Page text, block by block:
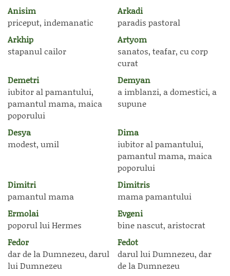
Anisim
priceput, indemanatic
Arkadi
paradis pastoral
Arkhip
stapanul cailor
Artyom
sanatos, teafar, cu corp
curat
Demetri
iubitor al pamantului,
pamantul mama, maica
poporului
Demyan
a imblanzi, a domestici, a
supune
Desya
modest, umil
Dima
iubitor al pamantului,
pamantul mama, maica
poporului
Dimitri
pamantul mama
Dimitris
mama pamantului
Ermolai
poporul lui Hermes
Evgeni
bine nascut, aristocrat
Fedor
dar de la Dumnezeu, darul
lui Dumnezeu
Fedot
darul lui Dumnezeu, dar
de la Dumnezeu